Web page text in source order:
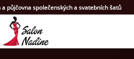
společenských a svatebních šatů